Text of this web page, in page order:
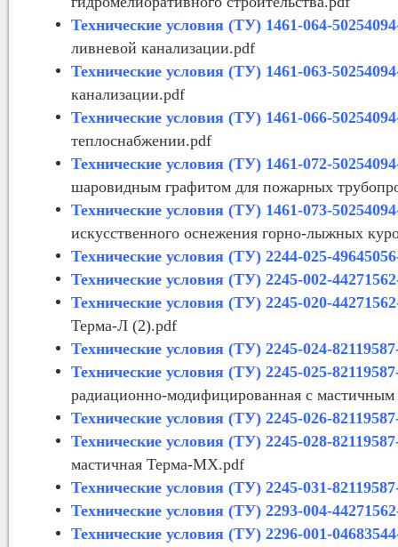
Технические условия (ТУ) 1461-064-
ливневой канализации.pdf
Технические условия (ТУ) 1461-063-
канализации.pdf
Технические условия (ТУ) 1461-066-
теплоснабжении.pdf
Технические условия (ТУ) 1461-072-
шаровидным графитом для пожарных
Технические условия (ТУ) 1461-073-
искусственного оснежения горно-лыжных
Технические условия (ТУ) 2244-025-
Технические условия (ТУ) 2245-002-
Технические условия (ТУ) 2245-020-
Терма-Л (2).pdf
Технические условия (ТУ) 2245-024-
Технические условия (ТУ) 2245-025-
радиационно-модифицированная с
Технические условия (ТУ) 2245-026-
Технические условия (ТУ) 2245-028-
мастичная Терма-МХ.pdf
Технические условия (ТУ) 2245-031-
Технические условия (ТУ) 2293-004-
Технические условия (ТУ) 2296-001-